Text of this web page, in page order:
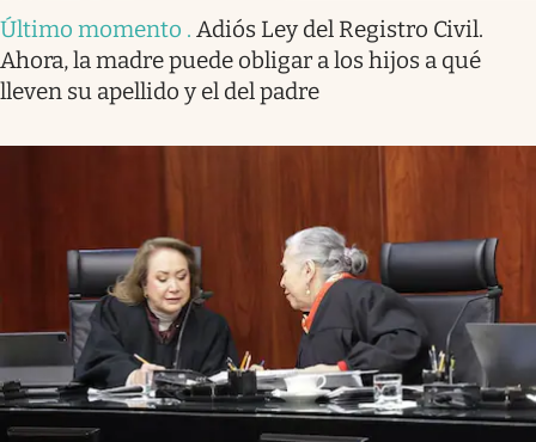
Último momento . Adiós Ley del Registro Civil.
Ahora, la madre puede obligar a los hijos a qué
lleven su apellido y el del padre